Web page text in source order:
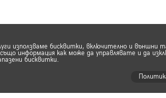
използваме бисквитки, включително и
информация как може да управлявате и да
бисквитки.